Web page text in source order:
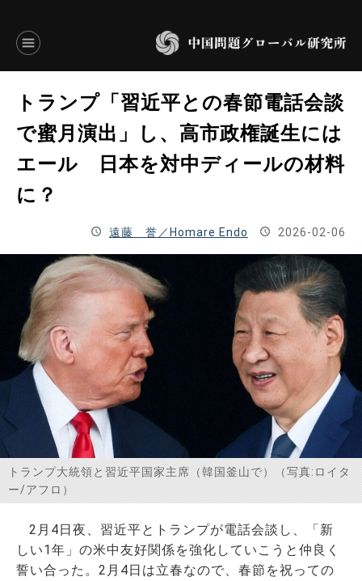
言語別アーカイブ
ENGLISH
JAPANESE
基本操作
研究員
研究所概要
設立趣意書
お問い合わせ
トランプ「習近平との春節電話会談
で蜜月演出」し、高市政権誕生には
エール 日本を対中ディールの材料
に？
遠藤 誉／Homare Endo 2026-02-06
トランプ大統領と習近平国家主席（韓国釜山で）（写真:ロイタ
ー/アフロ）
2月4日夜、習近平とトランプが電話会談し、「新
しい1年」の米中友好関係を強化していこうと仲良く
誓い合った。2月4日は立春なので、春節を祝っての